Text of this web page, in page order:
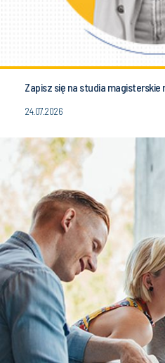
Zapisz się na studia magisterskie
24.07.2026